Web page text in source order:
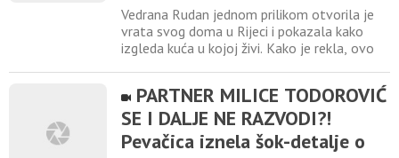
Vedrana Rudan jednom prilikom otvorila je
vrata svog doma u Rijeci i pokazala kako
izgleda kuća u kojoj živi. Kako je rekla, ovo
suprug, dok je ona u početku bila skeptična
zbog toga što je izgledala kao ruševina.
Svoja iskustva s adaptacijom kuće podelila je
s ekipom
PARTNER MILICE TODOROVIĆ
SE I DALJE NE RAZVODI?!
Pevačica iznela šok-detalje o